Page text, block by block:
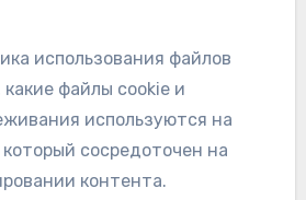
использования файлов
файлы cookie и
используются на
сосредоточен на
контента.